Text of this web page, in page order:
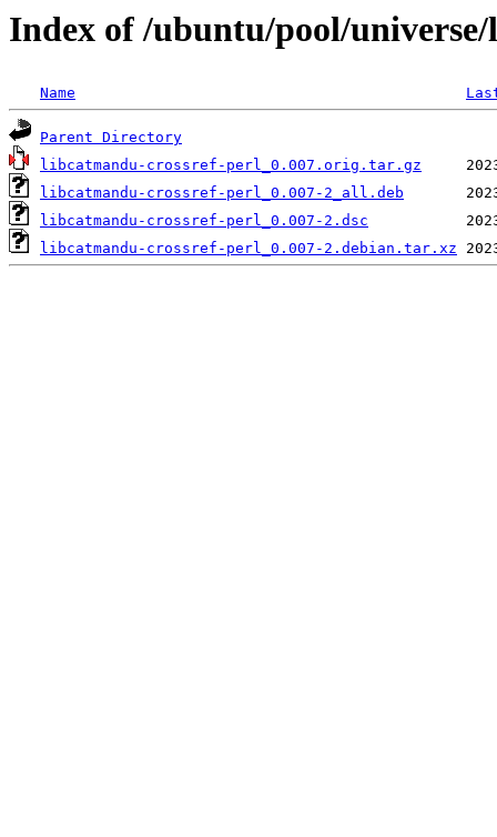
Index of /ubuntu/pool/
Name
Parent Directory
libcatmandu-crossref-perl_0.007.orig.tar.gz
libcatmandu-crossref-perl_0.007-2_all.deb
libcatmandu-crossref-perl_0.007-2.dsc
libcatmandu-crossref-perl_0.007-2.debian.tar.xz